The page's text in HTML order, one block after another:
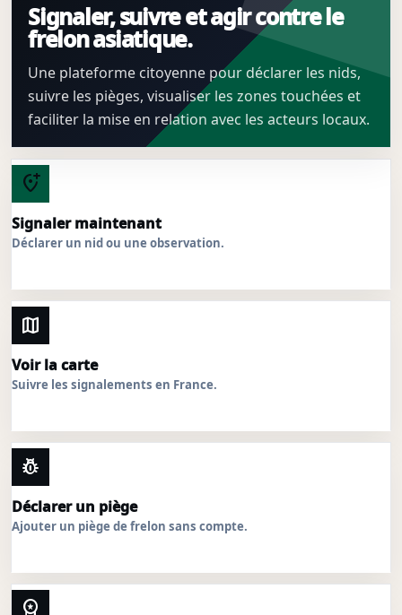
Signaler, suivre et agir contre le
frelon asiatique.
Une plateforme citoyenne pour déclarer les nids,
suivre les pièges, visualiser les zones touchées et
faciliter la mise en relation avec les acteurs locaux.
add_location_alt
Signaler maintenant
Déclarer un nid ou une observation.
map
Voir la carte
Suivre les signalements en France.
pest_control
Déclarer un piège
Ajouter un piège de frelon sans compte.
workspace_premium